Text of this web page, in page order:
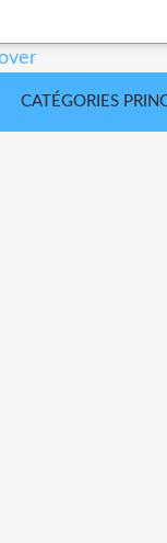
CATÉGORIES